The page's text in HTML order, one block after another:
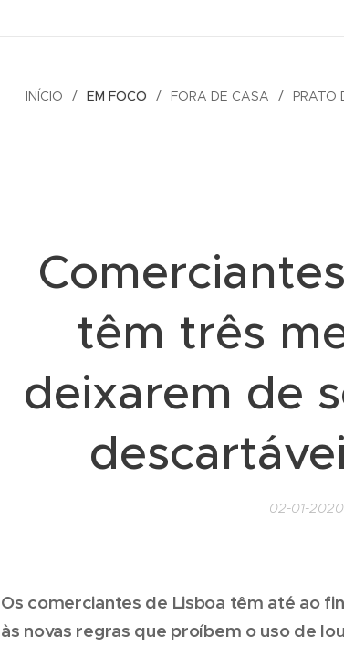
INÍCIO EM FOCO FORA DE CASA PRATO
têm três
deixarem de
02-01-2020
Os comerciantes de Lisboa têm até ao
às novas regras que proíbem o uso de